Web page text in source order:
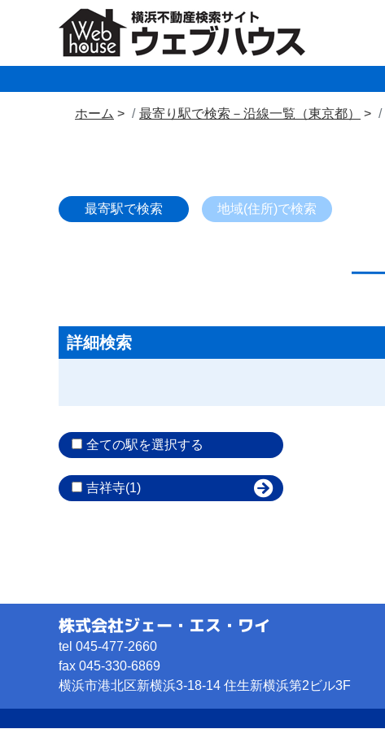
ホーム 最寄り駅で検索－沿線一覧（東京都）
最寄駅で検索 地域(住所)で検索
詳細検索
全ての駅を選択する
吉祥寺(1)
株式会社ジェー・エス・ワイ
tel 045-477-2660
fax 045-330-6869
横浜市港北区新横浜3-18-14 住生新横浜第2ビル3F